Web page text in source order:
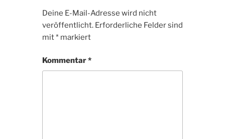
Deine E-Mail-Adresse wird nicht
veröffentlicht. Erforderliche Felder sind
mit* markiert
Kommentar*